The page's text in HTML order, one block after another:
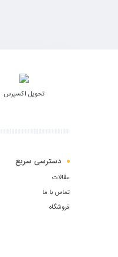
تحویل اکسپرس
دسترسی سریع
مقالات
تماس با ما
فروشگاه